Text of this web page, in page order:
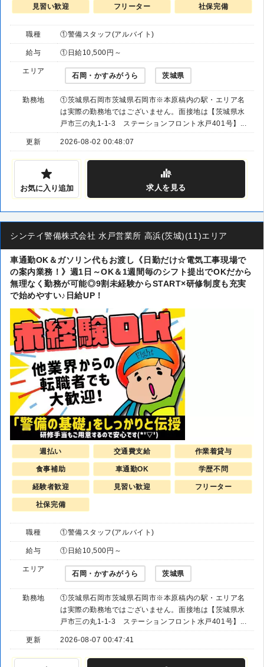
見習い歓迎 フリーター 社保完備
職種 ①警備スタッフ(アルバイト)
給与 ①日給10,500円～
エリア
石岡・かすみがうら 茨城県
勤務地
①茨城県石岡市茨城県石岡市※本原稿内の駅・エリア名
は実際の勤務地ではございません。面接地は【茨城県水
戸市三の丸1-1-3 ステーションフロント水戸401号】...
更新 2026-08-02 00:48:07
お気に入り追加 求人を見る
シンテイ警備株式会社 水戸営業所 高浜(茨城)(11)エリア
車通勤OK＆ガソリン代もお渡し《日勤だけ☆電気工事現場で
の案内業務！》週1日～OK＆1週間毎のシフト提出でOKだから
無理なく勤務が可能◎9割未経験からSTART×研修制度も充実
で始めやすい♪日給UP！
週払い 交通費支給 作業着貸与
食事補助 車通勤OK 学歴不問
経験者歓迎 見習い歓迎 フリーター
社保完備
職種 ①警備スタッフ(アルバイト)
給与 ①日給10,500円～
エリア
石岡・かすみがうら 茨城県
勤務地
①茨城県石岡市茨城県石岡市※本原稿内の駅・エリア名
は実際の勤務地ではございません。面接地は【茨城県水
戸市三の丸1-1-3 ステーションフロント水戸401号】...
更新 2026-08-07 00:47:41